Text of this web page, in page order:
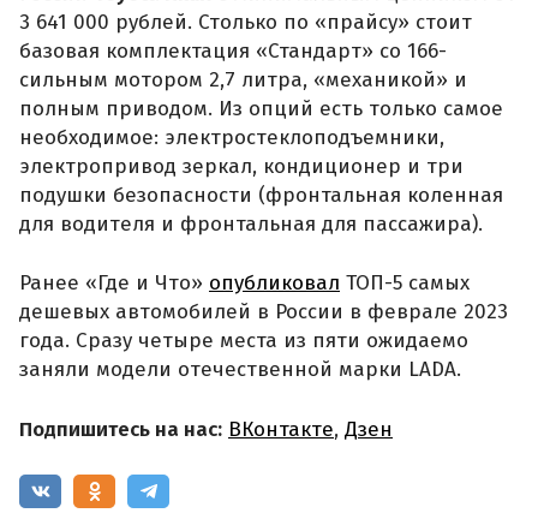
3 641 000 рублей. Столько по «прайсу» стоит
базовая комплектация «Стандарт» со 166-
сильным мотором 2,7 литра, «механикой» и
полным приводом. Из опций есть только самое
необходимое: электростеклоподъемники,
электропривод зеркал, кондиционер и три
подушки безопасности (фронтальная коленная
для водителя и фронтальная для пассажира).
Ранее «Где и Что» опубликовал ТОП-5 самых
дешевых автомобилей в России в феврале 2023
года. Сразу четыре места из пяти ожидаемо
заняли модели отечественной марки LADA.
Подпишитесь на нас: ВКонтакте, Дзен